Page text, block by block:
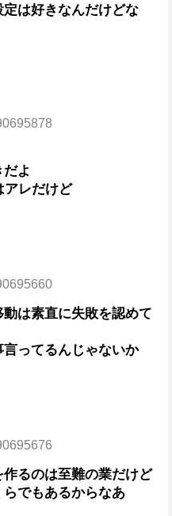
は好きなんだけどな
よ
アレだけど
は素直に失敗を認めて
ってるんじゃないか
るのは至難の業だけど
でもあるからなあ